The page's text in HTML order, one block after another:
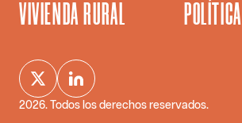
VIVIENDA RURAL
2026. Todos los derechos reservados.